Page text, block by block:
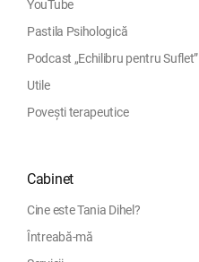
YouTube
Pastila Psihologică
Podcast „Echilibru pentru Suflet”
Utile
Povești terapeutice
Cabinet
Cine este Tania Dihel?
Întreabă-mă